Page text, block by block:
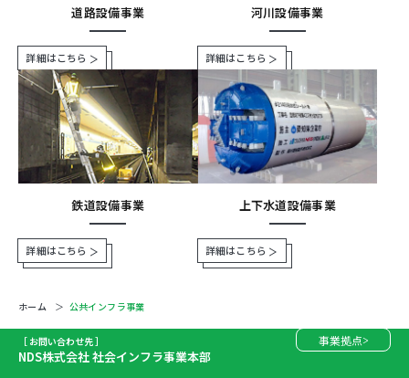
道路設備事業
詳細はこちら
河川設備事業
詳細はこちら
鉄道設備事業
詳細はこちら
上下水道設備事業
詳細はこちら
ホーム 公共インフラ事業
［ お問い合わせ先 ］
NDS株式会社 社会インフラ事業本部
事業拠点